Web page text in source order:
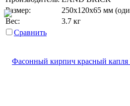
Размер:
250х120х65 мм
Вес:
3.7 кг
Сравнить